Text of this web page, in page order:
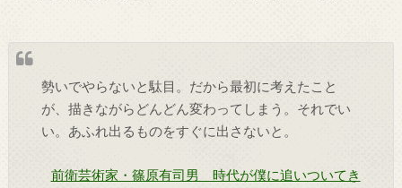
勢いでやらないと駄目。だから最初に考えたこと
が、描きながらどんどん変わってしまう。それでい
い。あふれ出るものをすぐに出さないと。
前衛芸術家・篠原有司男 時代が僕に追いついてき